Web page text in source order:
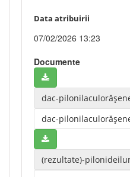
Data atribuirii
07/02/2026 13:23
Documente